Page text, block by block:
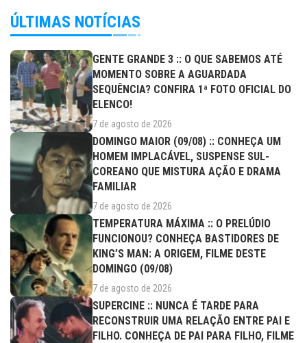
ÚLTIMAS NOTÍCIAS
GENTE GRANDE 3 :: O QUE SABEMOS ATÉ
MOMENTO SOBRE A AGUARDADA
SEQUÊNCIA? CONFIRA 1ª FOTO OFICIAL DO
ELENCO!
7 de agosto de 2026
DOMINGO MAIOR (09/08) :: CONHEÇA UM
HOMEM IMPLACÁVEL, SUSPENSE SUL-
COREANO QUE MISTURA AÇÃO E DRAMA
FAMILIAR
7 de agosto de 2026
TEMPERATURA MÁXIMA :: O PRELÚDIO
FUNCIONOU? CONHEÇA BASTIDORES DE
KING’S MAN: A ORIGEM, FILME DESTE
DOMINGO (09/08)
7 de agosto de 2026
SUPERCINE :: NUNCA É TARDE PARA
RECONSTRUIR UMA RELAÇÃO ENTRE PAI E
FILHO. CONHEÇA DE PAI PARA FILHO, FILME